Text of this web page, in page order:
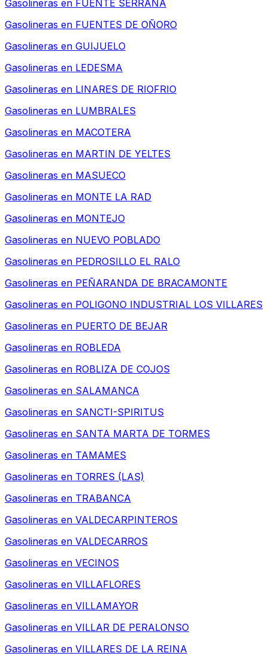
Gasolineras en FUENTE SERRANA
Gasolineras en FUENTES DE OÑORO
Gasolineras en GUIJUELO
Gasolineras en LEDESMA
Gasolineras en LINARES DE RIOFRIO
Gasolineras en LUMBRALES
Gasolineras en MACOTERA
Gasolineras en MARTIN DE YELTES
Gasolineras en MASUECO
Gasolineras en MONTE LA RAD
Gasolineras en MONTEJO
Gasolineras en NUEVO POBLADO
Gasolineras en PEDROSILLO EL RALO
Gasolineras en PEÑARANDA DE BRACAMONTE
Gasolineras en POLIGONO INDUSTRIAL LOS VILLARES
Gasolineras en PUERTO DE BEJAR
Gasolineras en ROBLEDA
Gasolineras en ROBLIZA DE COJOS
Gasolineras en SALAMANCA
Gasolineras en SANCTI-SPIRITUS
Gasolineras en SANTA MARTA DE TORMES
Gasolineras en TAMAMES
Gasolineras en TORRES (LAS)
Gasolineras en TRABANCA
Gasolineras en VALDECARPINTEROS
Gasolineras en VALDECARROS
Gasolineras en VECINOS
Gasolineras en VILLAFLORES
Gasolineras en VILLAMAYOR
Gasolineras en VILLAR DE PERALONSO
Gasolineras en VILLARES DE LA REINA